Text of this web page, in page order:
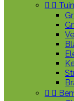
 
 